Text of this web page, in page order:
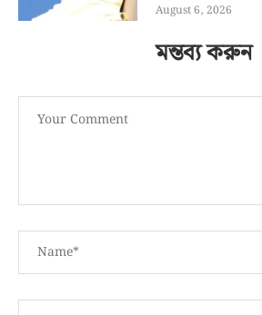
August 6, 2026
মন্তব্য করুন